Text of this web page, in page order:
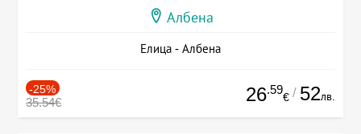
Албена
Елица - Албена
-25%
35.54€ 26.59
€ / 52лв.